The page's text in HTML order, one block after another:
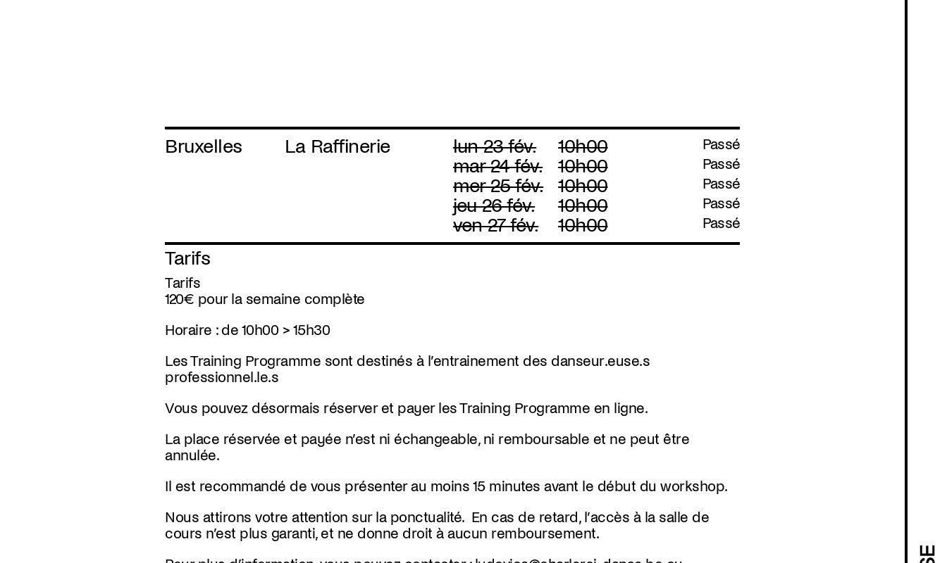
Bruxelles La Raffinerie lun 23 fév. 10h00 Passé
mar 24 fév. 10h00 Passé
mer 25 fév. 10h00 Passé
jeu 26 fév. 10h00 Passé
ven 27 fév. 10h00 Passé
Tarifs
Tarifs
120€ pour la semaine complète
Horaire : de 10h00 > 15h30
Les Training Programme sont destinés à l’entrainement des danseur.euse.s
professionnel.le.s
Vous pouvez désormais réserver et payer les Training Programme en ligne.
La place réservée et payée n’est ni échangeable, ni remboursable et ne peut être
annulée.
Il est recommandé de vous présenter au moins 15 minutes avant le début du workshop.
Nous attirons votre attention sur la ponctualité. En cas de retard, l’accès à la salle de
cours n’est plus garanti, et ne donne droit à aucun remboursement.